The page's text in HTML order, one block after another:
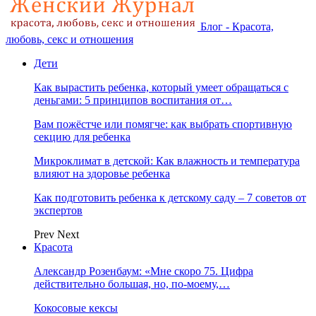
Блог - Красота,
любовь, секс и отношения
Дети
Как вырастить ребенка, который умеет обращаться с
деньгами: 5 принципов воспитания от…
Вам пожёстче или помягче: как выбрать спортивную
секцию для ребенка
Микроклимат в детской: Как влажность и температура
влияют на здоровье ребенка
Как подготовить ребенка к детскому саду – 7 советов от
экспертов
Prev Next
Красота
Александр Розенбаум: «Мне скоро 75. Цифра
действительно большая, но, по‑моему,…
Кокосовые кексы